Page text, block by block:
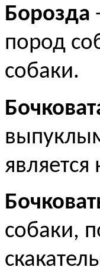
Борозда
пород
собаки.
собаки,